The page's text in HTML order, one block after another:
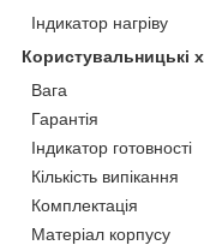
Індикатор нагріву
Користувальницькі
Вага
Гарантія
Індикатор готовності
Кількість випікання
Комплектація
Матеріал корпусу